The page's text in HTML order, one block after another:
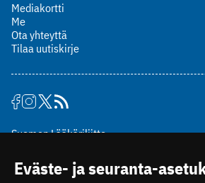
Mediakortti
Me
Ota yhteyttä
Tilaa uutiskirje
Suomen Lääkäriliitto
00510 Helsinki
Eväste- ja seuranta-